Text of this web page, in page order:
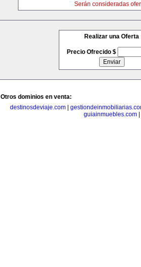
Serán consideradas
Realizar una Oferta
Precio Ofrecido $
Otros dominios en venta:
destinosdeviaje.com|
guiainmuebles.com|